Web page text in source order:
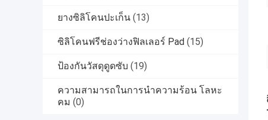
ยางซิลิโคนปะเก็น (13)
ซิลิโคนฟรีช่องว่างฟิลเลอร์ Pad (15)
ป้องกันวัสดุดูดซับ (19)
ความสามารถในการนําความร้อน โลหะ
คม (0)